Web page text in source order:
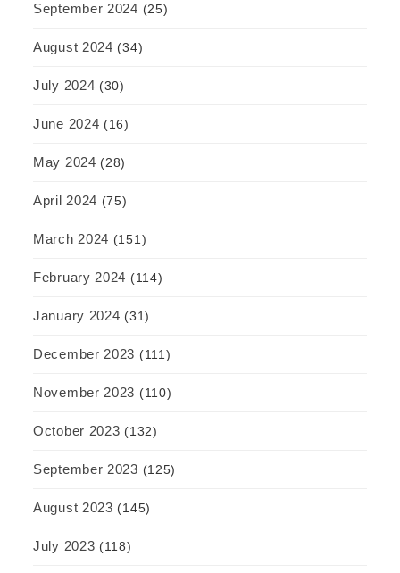
September 2024 (25)
August 2024 (34)
July 2024 (30)
June 2024 (16)
May 2024 (28)
April 2024 (75)
March 2024 (151)
February 2024 (114)
January 2024 (31)
December 2023 (111)
November 2023 (110)
October 2023 (132)
September 2023 (125)
August 2023 (145)
July 2023 (118)